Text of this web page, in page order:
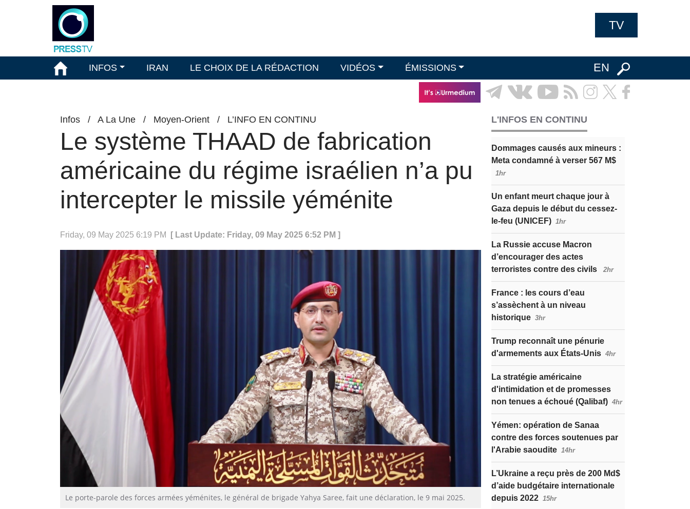
TV
INFOS IRAN LE CHOIX DE LA RÉDACTION VIDÉOS ÉMISSIONS EN
Infos / A La Une / Moyen-Orient / L’INFO EN CONTINU
Le système THAAD de fabrication
américaine du régime israélien n’a pu
intercepter le missile yéménite
Friday, 09 May 2025 6:19 PM [ Last Update: Friday, 09 May 2025 6:52 PM ]
Le porte-parole des forces armées yéménites, le général de brigade Yahya Saree, fait une déclaration, le 9 mai 2025.
L'INFOS EN CONTINU
Dommages causés aux mineurs :
Meta condamné à verser 567 M$
1hr
Un enfant meurt chaque jour à
Gaza depuis le début du cessez-
le-feu (UNICEF) 1hr
La Russie accuse Macron
d’encourager des actes
terroristes contre des civils
2hr
France : les cours d’eau
s’assèchent à un niveau
historique 3hr
Trump reconnaît une pénurie
d'armements aux États-Unis 4hr
La stratégie américaine
d'intimidation et de promesses
non tenues a échoué (Qalibaf) 4hr
Yémen: opération de Sanaa
contre des forces soutenues par
l'Arabie saoudite 14hr
L’Ukraine a reçu près de 200 Md$
d’aide budgétaire internationale
depuis 2022 15hr